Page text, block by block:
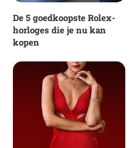
De 5 goedkoopste Rolex-
horloges die je nu kan
kopen